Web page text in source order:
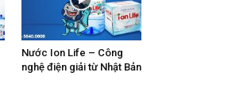
Nước Ion Life – Công
nghệ điện giải từ Nhật Bản